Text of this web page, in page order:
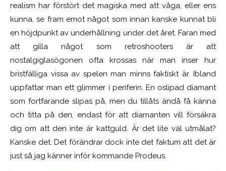
realism har förstört det magiska med att våga, eller ens
kunna, se fram emot något som innan kanske kunnat bli
en höjdpunkt av underhållning under det året. Faran med
att gilla något som retroshooters är att
nostalgiglasögonen ofta krossas när man inser hur
bristfälliga vissa av spelen man minns faktiskt är. Ibland
uppfattar man ett glimmer i periferin. En oslipad diamant
som fortfarande slipas på, men du tillåts ändå få känna
och titta på den, endast för att diamanten vill försäkra
dig om att den inte är kattguld. Är det lite väl utmålat?
Kanske det. Det förändrar dock inte det faktum att det är
just så jag känner inför kommande Prodeus.